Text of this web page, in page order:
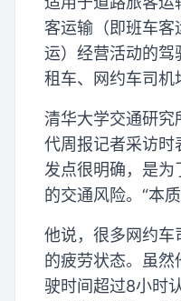
客运输（即班车客
运）经营活动的驾
租车、网约车司机
清华大学交通研究
代周报记者采访时
发点很明确，是为
的交通风险。“本
他说，很多网约车
的疲劳状态。虽
驶时间超过8小时